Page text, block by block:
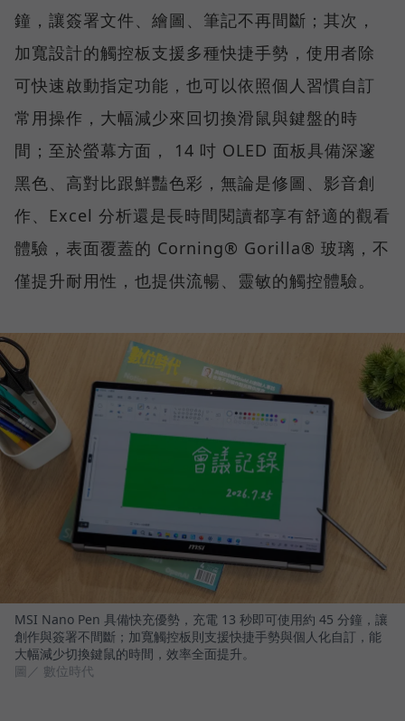
鐘，讓簽署文件、繪圖、筆記不再間斷；其次，
加寬設計的觸控板支援多種快捷手勢，使用者除
可快速啟動指定功能，也可以依照個人習慣自訂
常用操作，大幅減少來回切換滑鼠與鍵盤的時
間；至於螢幕方面， 14 吋 OLED 面板具備深邃
黑色、高對比跟鮮豔色彩，無論是修圖、影音創
作、Excel 分析還是長時間閱讀都享有舒適的觀看
體驗，表面覆蓋的 Corning® Gorilla® 玻璃，不
僅提升耐用性，也提供流暢、靈敏的觸控體驗。
MSI Nano Pen 具備快充優勢，充電 13 秒即可使用約 45 分鐘，讓
創作與簽署不間斷；加寬觸控板則支援快捷手勢與個人化自訂，能
大幅減少切換鍵鼠的時間，效率全面提升。
圖／ 數位時代